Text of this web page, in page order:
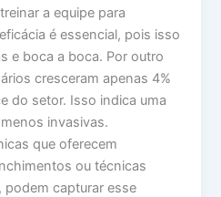
a equipe para
é essencial, pois isso
e boca a boca. Por outro
cresceram apenas 4%
do setor. Isso indica uma
invasivas.
que oferecem
ou técnicas
podem capturar esse